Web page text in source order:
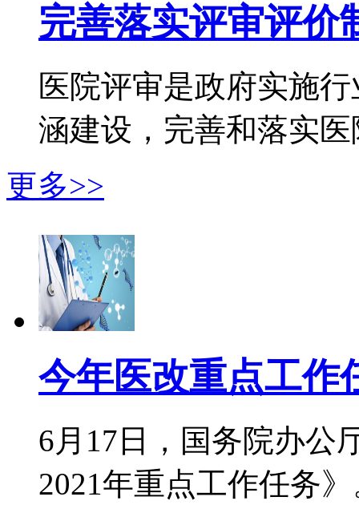
完善落实评审评价
医院评审是政府实施
涵建设，完善和落实医
更多>>
今年医改重点工作
6月17日，国务院办公
2021年重点工作任务